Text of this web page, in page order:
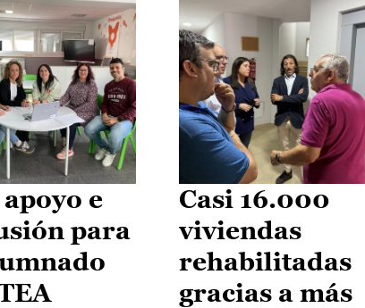
e
para
Casi 16.000
viviendas
rehabilitadas
gracias a más